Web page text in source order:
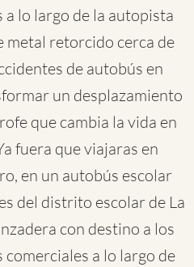
lo largo de la autopista
metal retorcido cerca de
de autobús en
un desplazamiento
que cambia la vida en
fuera que viajaras en
en un autobús escolar
del distrito escolar de La
con destino a los
a lo largo de